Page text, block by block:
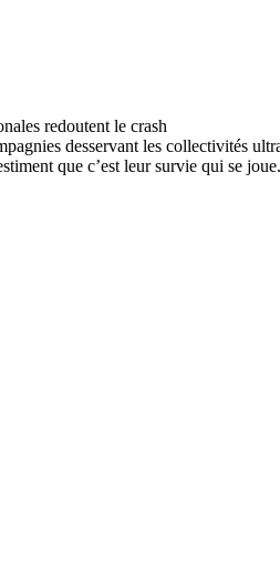
desservant les collectivités
que c’est leur survie qui se joue.